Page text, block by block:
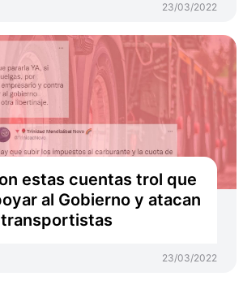
23/03/2022
estas cuentas trol que
al Gobierno y atacan
23/03/2022